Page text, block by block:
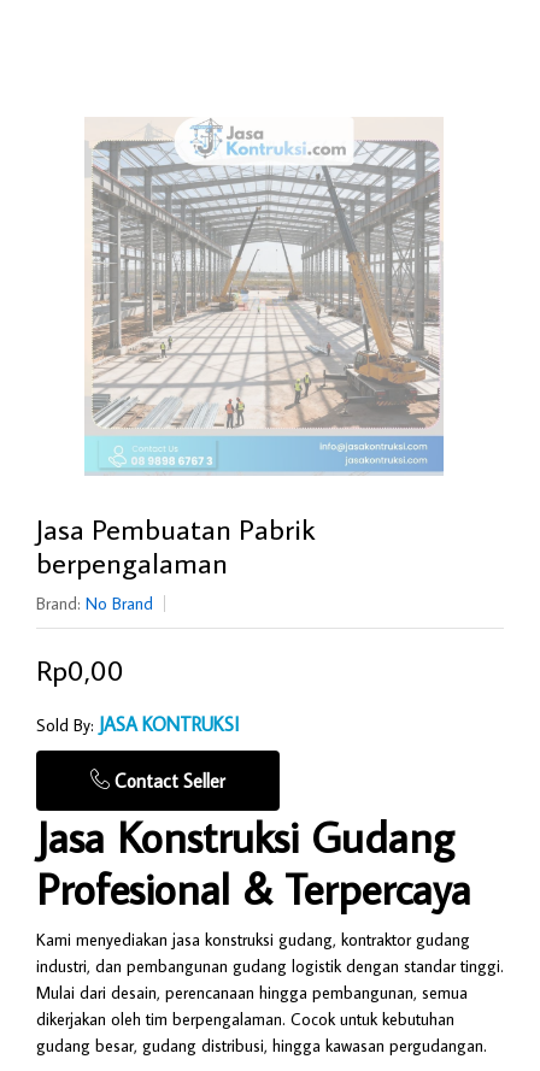
Jasa Pembuatan Pabrik
berpengalaman
Brand: No Brand
Rp0,00
Sold By: JASA KONTRUKSI
Contact Seller
Jasa Konstruksi Gudang
Profesional & Terpercaya
Kami menyediakan jasa konstruksi gudang, kontraktor gudang
industri, dan pembangunan gudang logistik dengan standar tinggi.
Mulai dari desain, perencanaan hingga pembangunan, semua
dikerjakan oleh tim berpengalaman. Cocok untuk kebutuhan
gudang besar, gudang distribusi, hingga kawasan pergudangan.